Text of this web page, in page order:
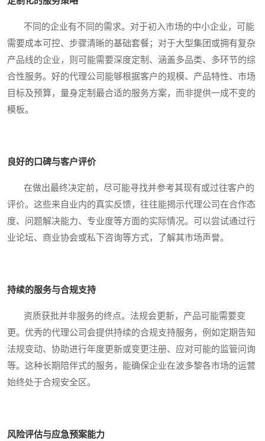
不同的企业有不同的需求。对于初入市场的中小企业，可能
需要成本可控、步骤清晰的基础套餐；对于大型集团或拥有复杂
产品线的企业，则可能需要深度定制、涵盖多品类、多环节的综
合性服务。好的代理公司能够根据客户的规模、产品特性、市场
目标及预算，量身定制最合适的服务方案，而非提供一成不变的
模板。
良好的口碑与客户评价
在做出最终决定前，尽可能寻找并参考其现有或过往客户的
评价。这些来自业内的真实反馈，往往能揭示代理公司在合作态
度、问题解决能力、专业度等方面的实际情况。可以尝试通过行
业论坛、商业协会或私下咨询等方式，了解其市场声誉。
持续的服务与合规支持
资质获批并非服务的终点。法规会更新，产品可能需要变
更。优秀的代理公司会提供持续的合规支持服务，例如定期告知
法规变动、协助进行年度更新或变更注册、应对可能的监管问询
等。这种长期陪伴式的服务，能确保企业在波多黎各市场的运营
始终处于合规安全区。
风险评估与应急预案能力